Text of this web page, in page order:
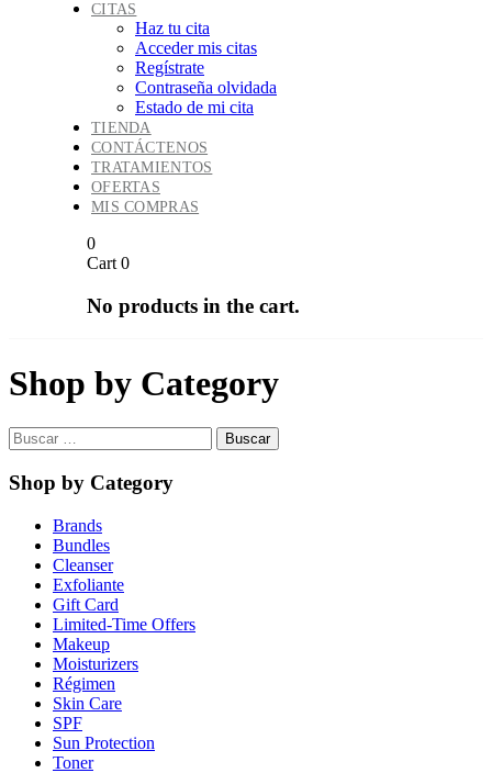
CITAS
Haz tu cita
Acceder mis citas
Regístrate
Contraseña olvidada
Estado de mi cita
TIENDA
CONTÁCTENOS
TRATAMIENTOS
OFERTAS
MIS COMPRAS
0
Cart0
No products in the cart.
Shop by Category
Buscar:
Shop by Category
Brands
Bundles
Cleanser
Exfoliante
Gift Card
Limited-Time Offers
Makeup
Moisturizers
Régimen
Skin Care
SPF
Sun Protection
Toner